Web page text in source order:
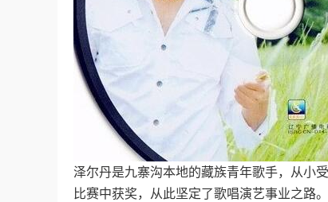
泽尔丹是九寨沟本地的藏族青年歌手，从小
比赛中获奖，从此坚定了歌唱演艺事业之路